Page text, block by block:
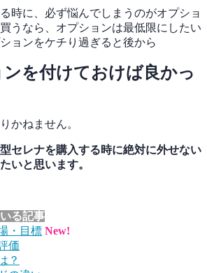
時に、必ず悩んでしまうのがオプショ
うなら、オプションは最低限にしたい
ョンをケチり過ぎると後から
を付けておけば良かっ
かねません。
セレナを購入する時に絶対に外せない
いと思います。
る記事
・目標 New!
価
？